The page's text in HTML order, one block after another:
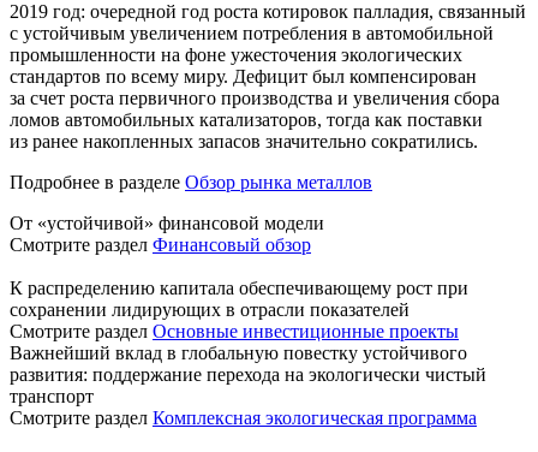
2019 год: очередной год роста котировок палладия, связанный
с устойчивым увеличением потребления в автомобильной
промышленности на фоне ужесточения экологических
стандартов по всему миру. Дефицит был компенсирован
за счет роста первичного производства и увеличения сбора
ломов автомобильных катализаторов, тогда как поставки
из ранее накопленных запасов значительно сократились.
Подробнее в разделе Обзор рынка металлов
От «устойчивой» финансовой модели
Смотрите раздел Финансовый обзор
К распределению капитала обеспечивающему рост при
сохранении лидирующих в отрасли показателей
Смотрите раздел Основные инвестиционные проекты
Важнейший вклад в глобальную повестку устойчивого
развития: поддержание перехода на экологически чистый
транспорт
Смотрите раздел Комплексная экологическая программа